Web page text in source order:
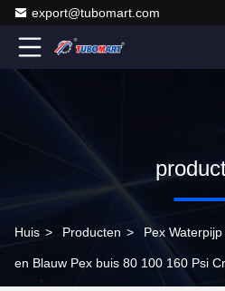
export@tubomart.com
Huis > Producten > Pex Waterpijp
en Blauw Pex buis 80 100 160 Psi